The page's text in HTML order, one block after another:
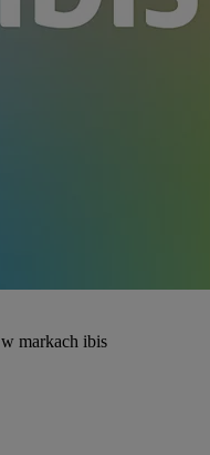
w markach ibis